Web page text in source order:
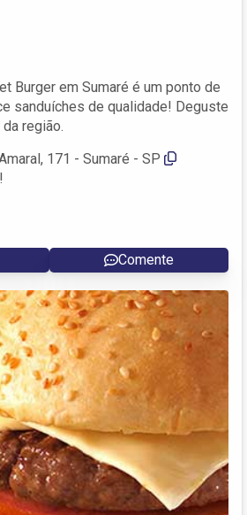
Burger em Sumaré é um ponto de
sanduíches de qualidade! Deguste
região.
171 - Sumaré - SP
Comente